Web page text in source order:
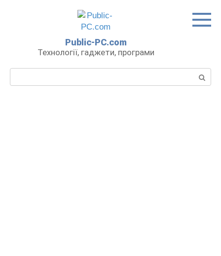
Public-PC.com
Технології, гаджети, програми